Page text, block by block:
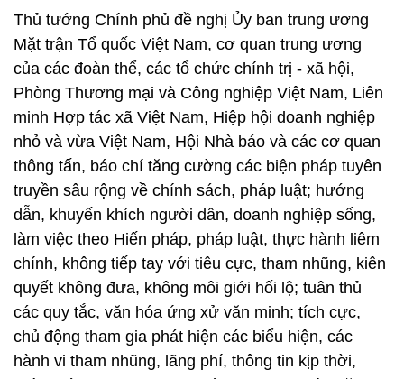
Thủ tướng Chính phủ đề nghị Ủy ban trung ương
Mặt trận Tổ quốc Việt Nam, cơ quan trung ương
của các đoàn thể, các tổ chức chính trị - xã hội,
Phòng Thương mại và Công nghiệp Việt Nam, Liên
minh Hợp tác xã Việt Nam, Hiệp hội doanh nghiệp
nhỏ và vừa Việt Nam, Hội Nhà báo và các cơ quan
thông tấn, báo chí tăng cường các biện pháp tuyên
truyền sâu rộng về chính sách, pháp luật; hướng
dẫn, khuyến khích người dân, doanh nghiệp sống,
làm việc theo Hiến pháp, pháp luật, thực hành liêm
chính, không tiếp tay với tiêu cực, tham nhũng, kiên
quyết không đưa, không môi giới hối lộ; tuân thủ
các quy tắc, văn hóa ứng xử văn minh; tích cực,
chủ động tham gia phát hiện các biểu hiện, các
hành vi tham nhũng, lãng phí, thông tin kịp thời,